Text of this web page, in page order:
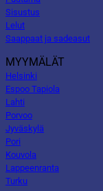
Sisustus
Lelut
Saappaat ja sadeasut
MYYMÄLÄT
Helsinki
Espoo Tapiola
Lahti
Porvoo
Jyväskylä
Pori
Kouvola
Lappeenranta
Turku